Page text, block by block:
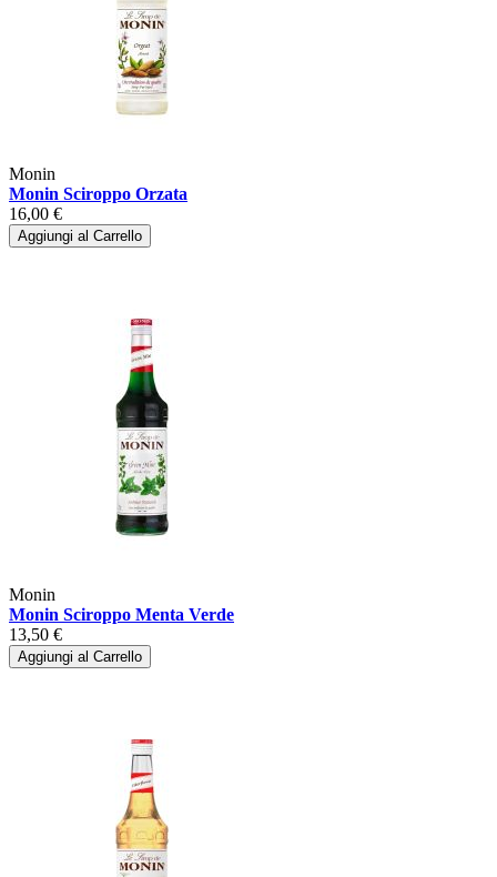
Monin
Monin Sciroppo Orzata
16,00 €
Aggiungi al Carrello
Monin
Monin Sciroppo Menta Verde
13,50 €
Aggiungi al Carrello